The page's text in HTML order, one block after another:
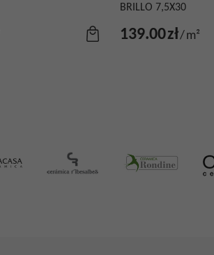
BRILLO 7,5X30
139.00zł/m²